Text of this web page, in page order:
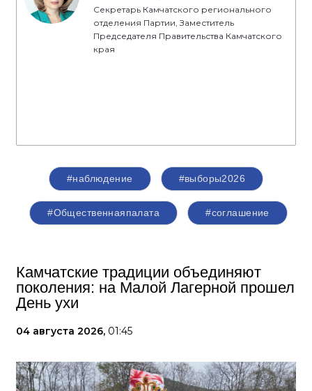
Секретарь Камчатского регионального
отделения Партии, Заместитель
Председателя Правительства Камчатского
края
#наблюдение #выборы2026
#Общественнаяпалата #соглашение
Камчатские традиции объединяют
поколения: на Малой Лагерной прошел
День ухи
04 августа 2026, 01:45